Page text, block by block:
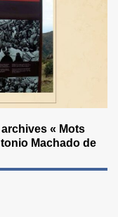
« Mots
Machado de